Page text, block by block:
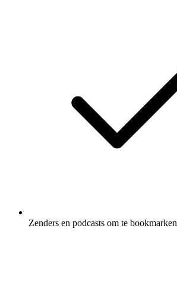
Zenders en podcasts om te bookmarken